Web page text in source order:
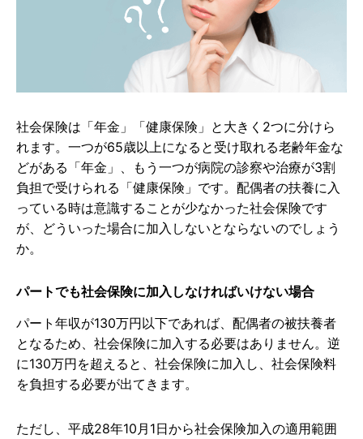
社会保険は「年金」「健康保険」と大きく2つに分けら
れます。一つが65歳以上になると受け取れる老齢年金な
どがある「年金」、もう一つが病院の診察や治療が3割
負担で受けられる「健康保険」です。配偶者の扶養に入
っている時は意識することが少なかった社会保険です
が、どういった場合に加入しないとならないのでしょう
か。
パートでも社会保険に加入しなければいけない場合
パート年収が130万円以下であれば、配偶者の被扶養者
となるため、社会保険に加入する必要はありません。逆
に130万円を超えると、社会保険に加入し、社会保険料
を負担する必要が出てきます。
ただし、平成28年10月1日から社会保険加入の適用範囲